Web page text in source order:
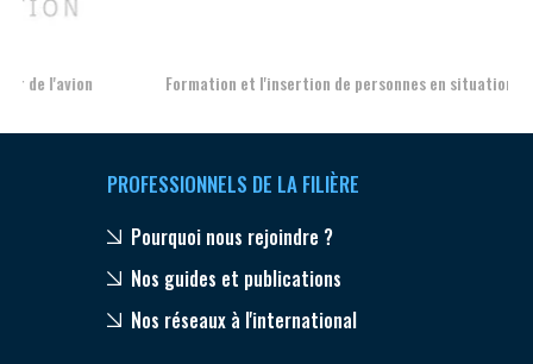
Formation et l'insertion de personnes en situation de handicap
PROFESSIONNELS DE LA FILIÈRE
Pourquoi nous rejoindre ?
Nos guides et publications
Nos réseaux à l'international